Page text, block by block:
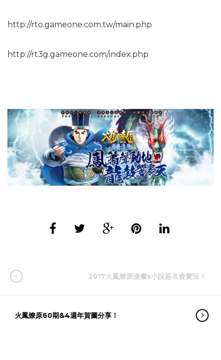
http://rto.gameone.com.tw/main.php
http://rt3g.gameone.com/index.php
2017火鳳燎原漫畫x小說簽名會實況！
火鳳燎原60期&4週年賀圖分享！